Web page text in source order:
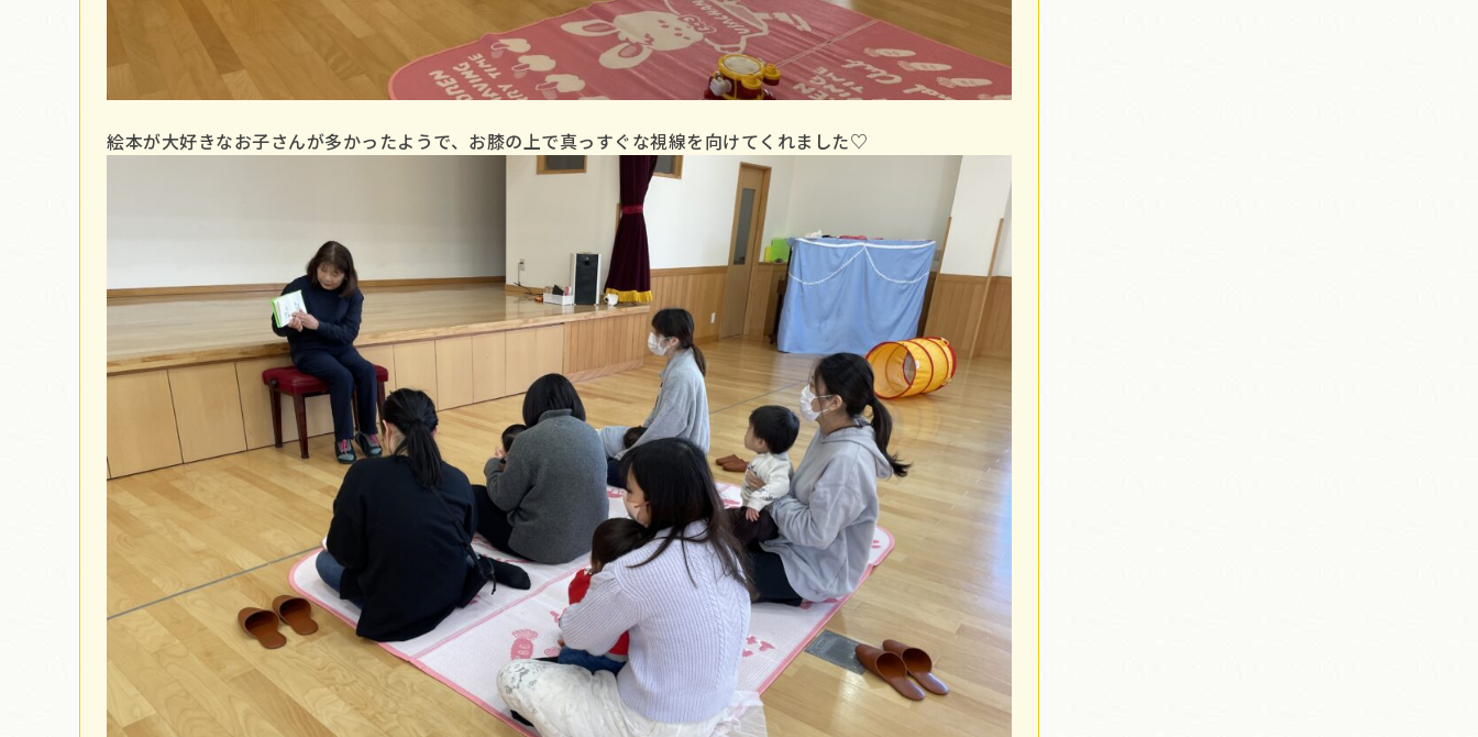
絵本が大好きなお子さんが多かったようで、お膝の上で真っすぐな視線を向けてくれました♡